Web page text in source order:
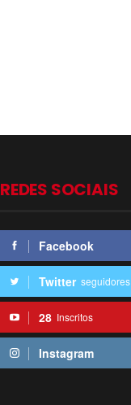
REDES SOCIAIS
Facebook
Twitter seguidores
28 Inscritos
Instagram